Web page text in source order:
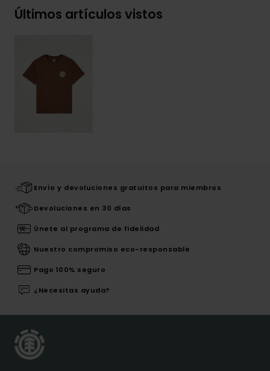
Últimos artículos vistos
Envío y devoluciones gratuitos para miembros
Devoluciones en 30 días
Únete al programa de fidelidad
Nuestro compromiso eco-responsable
Pago 100% seguro
¿Necesitas ayuda?